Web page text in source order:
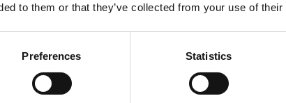
to them or that they’ve collected from your use of
Preferences Statistics